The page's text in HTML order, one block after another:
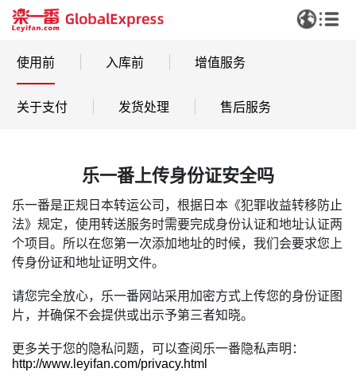
使用前 入库前 增值服务
关于支付 发货处理 售后服务
乐一番上传身份证安全吗
乐一番是正规日本转运公司，根据日本《犯罪收益转移防止
法》规定，使用转送服务时需要完成身份认证和地址认证两
个项目。所以在您第一次添加地址的时候，我们会要求您上
传身份证和地址证明文件。
请您完全放心，乐一番网站采用加密方式上传您的身份证图
片，并确保不会提供或出示予第三者知晓。
更多关于您的隐私问题，可以查阅乐一番隐私声明：
http://www.leyifan.com/privacy.html